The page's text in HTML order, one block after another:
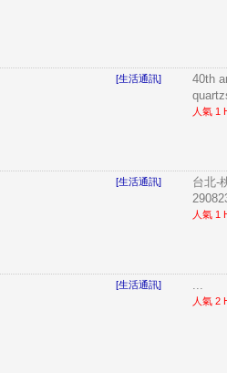
[生活通訊]
40th
人氣 1
[生活通訊]
台北-
人氣 1
[生活通訊] ...
人氣 2